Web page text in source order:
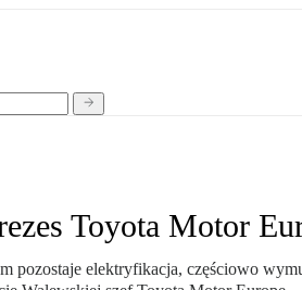
Toyota Motor
pozostaje elektryfikacja, częściowo